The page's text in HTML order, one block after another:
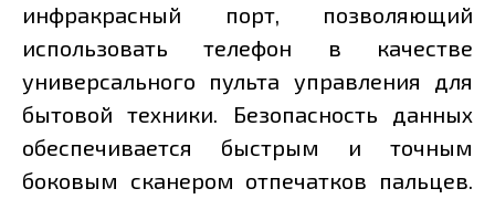
инфракрасный порт, позволяющий
использовать телефон в качестве
универсального пульта управления для
бытовой техники. Безопасность данных
обеспечивается быстрым и точным
боковым сканером отпечатков пальцев.